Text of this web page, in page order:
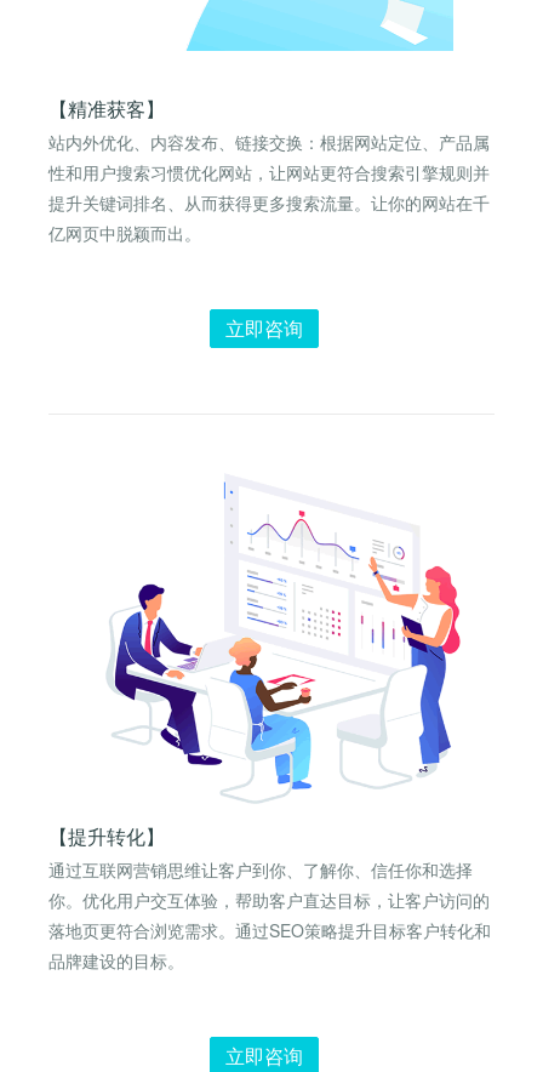
【精准获客】
站内外优化、内容发布、链接交换：根据网站定位、产品属
性和用户搜索习惯优化网站，让网站更符合搜索引擎规则并
提升关键词排名、从而获得更多搜索流量。让你的网站在千
亿网页中脱颖而出。
立即咨询
【提升转化】
通过互联网营销思维让客户到你、了解你、信任你和选择
你。优化用户交互体验，帮助客户直达目标，让客户访问的
落地页更符合浏览需求。通过SEO策略提升目标客户转化和
品牌建设的目标。
立即咨询